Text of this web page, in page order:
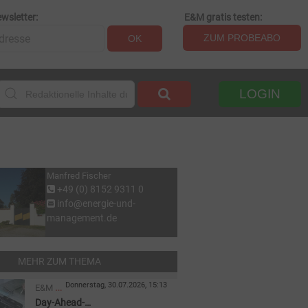
OK
E&M gratis testen:
ZUM PROBEABO
LOGIN
Manfred Fischer
+49 (0) 8152 9311 0
info@energie-und-
management.de
MEHR ZUM THEMA
E&M Donnerstag, 30.07.2026, 15:13
Day-Ahead-